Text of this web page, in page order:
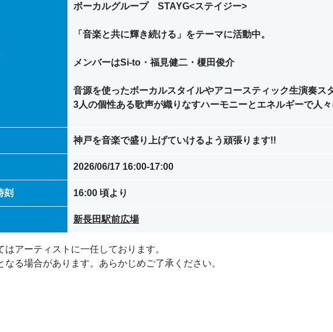
ボーカルグループ STAYG<ステイジー>
「音楽と共に輝き続ける」をテーマに活動中。
メンバーはSi-to・福見健二・榎田俊介
音源を使ったボーカルスタイルやアコースティック生演奏ス
3人の個性ある歌声が織りなすハーモニーとエネルギーで人々
神戸を音楽で盛り上げていけるよう頑張ります!!
2026/06/17 16:00-17:00
刻 16:00 頃より
新長田駅前広場
アーティストに一任しております。
る場合があります。あらかじめご了承ください。